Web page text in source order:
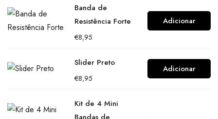
Banda de
Resistência Forte
€8,95
Adicionar
Slider Preto
€8,95
Adicionar
Kit de 4 Mini